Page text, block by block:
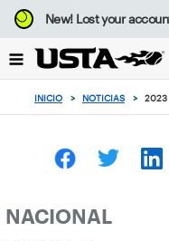
Enfoque
desde
botón
volver
principio
New!Lost your
INICIO > NOTICIAS > 2023
NACIONAL